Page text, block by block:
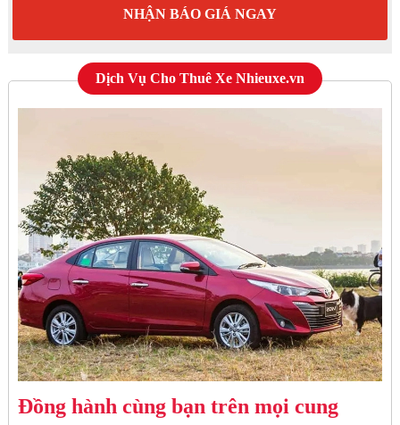
NHẬN BÁO GIÁ NGAY
Dịch Vụ Cho Thuê Xe Nhieuxe.vn
Đồng hành cùng bạn trên mọi cung